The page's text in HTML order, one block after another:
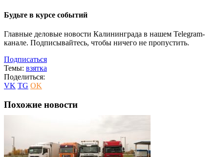
Будьте в курсе событий
Главные деловые новости Калининграда в нашем Telegram-
канале. Подписывайтесь, чтобы ничего не пропустить.
Подписаться
Темы: взятка
Поделиться:
VK TG OK
Похожие новости